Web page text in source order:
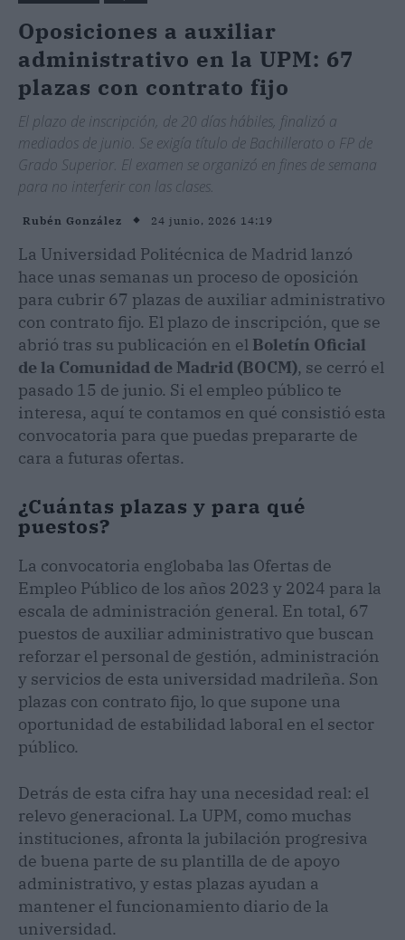
Oposiciones a auxiliar
administrativo en la UPM: 67
plazas con contrato fijo
El plazo de inscripción, de 20 días hábiles, finalizó a
mediados de junio. Se exigía título de Bachillerato o FP de
Grado Superior. El examen se organizó en fines de semana
para no interferir con las clases.
Rubén González 24 junio, 2026 14:19
La Universidad Politécnica de Madrid lanzó
hace unas semanas un proceso de oposición
para cubrir 67 plazas de auxiliar administrativo
con contrato fijo. El plazo de inscripción, que se
abrió tras su publicación en el Boletín Oficial
de la Comunidad de Madrid (BOCM), se cerró el
pasado 15 de junio. Si el empleo público te
interesa, aquí te contamos en qué consistió esta
convocatoria para que puedas prepararte de
cara a futuras ofertas.
¿Cuántas plazas y para qué
puestos?
La convocatoria englobaba las Ofertas de
Empleo Público de los años 2023 y 2024 para la
escala de administración general. En total, 67
puestos de auxiliar administrativo que buscan
reforzar el personal de gestión, administración
y servicios de esta universidad madrileña. Son
plazas con contrato fijo, lo que supone una
oportunidad de estabilidad laboral en el sector
público.
Detrás de esta cifra hay una necesidad real: el
relevo generacional. La UPM, como muchas
instituciones, afronta la jubilación progresiva
de buena parte de su plantilla de de apoyo
administrativo, y estas plazas ayudan a
mantener el funcionamiento diario de la
universidad.